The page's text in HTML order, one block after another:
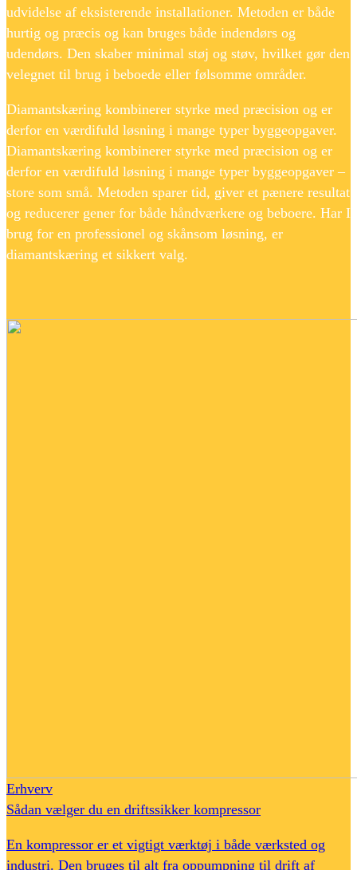
udvidelse af eksisterende installationer. Metoden er både
hurtig og præcis og kan bruges både indendørs og
udendørs. Den skaber minimal støj og støv, hvilket gør den
velegnet til brug i beboede eller følsomme områder.
Diamantskæring kombinerer styrke med præcision og er
derfor en værdifuld løsning i mange typer byggeopgaver.
Diamantskæring kombinerer styrke med præcision og er
derfor en værdifuld løsning i mange typer byggeopgaver –
store som små. Metoden sparer tid, giver et pænere resultat
og reducerer gener for både håndværkere og beboere. Har I
brug for en professionel og skånsom løsning, er
diamantskæring et sikkert valg.
Erhverv
Sådan vælger du en driftssikker kompressor
En kompressor er et vigtigt værktøj i både værksted og
industri. Den bruges til alt fra oppumpning til drift af